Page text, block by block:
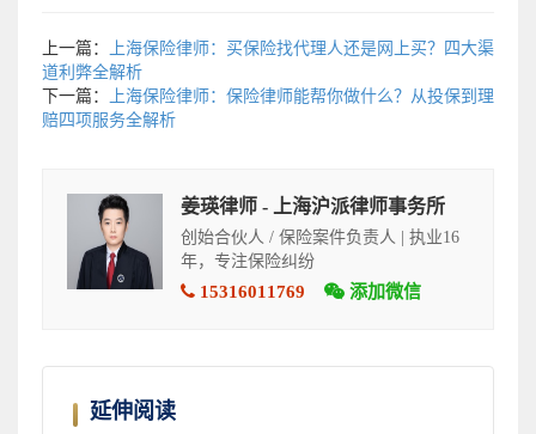
上一篇：
上海保险律师：买保险找代理人还是网上买？四大渠
道利弊全解析
下一篇：
上海保险律师：保险律师能帮你做什么？从投保到理
赔四项服务全解析
姜瑛律师 - 上海沪派律师事务所
创始合伙人 / 保险案件负责人 | 执业16
年，专注保险纠纷
15316011769 添加微信
延伸阅读